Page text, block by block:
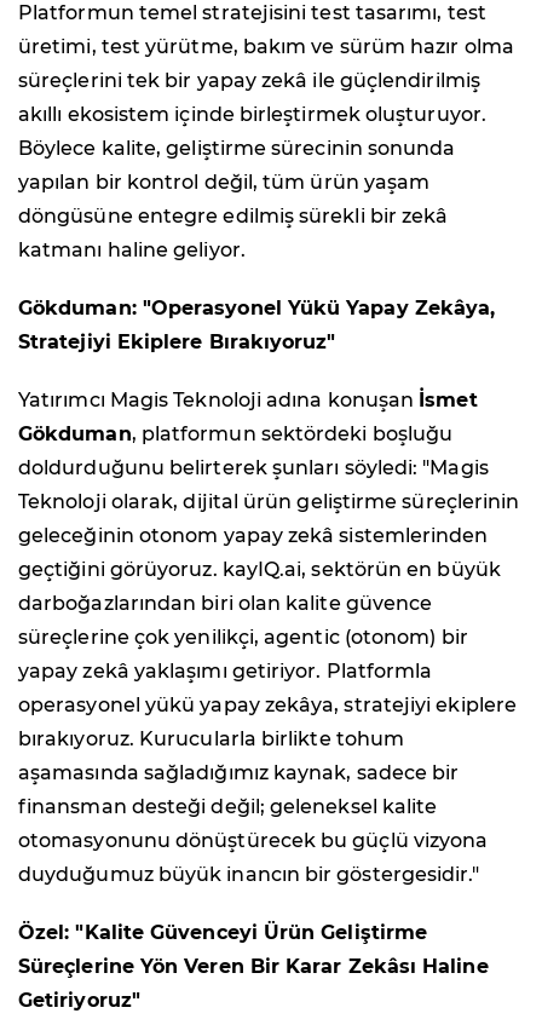
Platformun temel stratejisini test tasarımı, test
üretimi, test yürütme, bakım ve sürüm hazır olma
süreçlerini tek bir yapay zekâ ile güçlendirilmiş
akıllı ekosistem içinde birleştirmek oluşturuyor.
Böylece kalite, geliştirme sürecinin sonunda
yapılan bir kontrol değil, tüm ürün yaşam
döngüsüne entegre edilmiş sürekli bir zekâ
katmanı haline geliyor.
Gökduman: "Operasyonel Yükü Yapay Zekâya,
Stratejiyi Ekiplere Bırakıyoruz"
Yatırımcı Magis Teknoloji adına konuşan İsmet
Gökduman, platformun sektördeki boşluğu
doldurduğunu belirterek şunları söyledi: "Magis
Teknoloji olarak, dijital ürün geliştirme süreçlerinin
geleceğinin otonom yapay zekâ sistemlerinden
geçtiğini görüyoruz. kayIQ.ai, sektörün en büyük
darboğazlarından biri olan kalite güvence
süreçlerine çok yenilikçi, agentic (otonom) bir
yapay zekâ yaklaşımı getiriyor. Platformla
operasyonel yükü yapay zekâya, stratejiyi ekiplere
bırakıyoruz. Kurucularla birlikte tohum
aşamasında sağladığımız kaynak, sadece bir
finansman desteği değil; geleneksel kalite
otomasyonunu dönüştürecek bu güçlü vizyona
duyduğumuz büyük inancın bir göstergesidir."
Özel: "Kalite Güvenceyi Ürün Geliştirme
Süreçlerine Yön Veren Bir Karar Zekâsı Haline
Getiriyoruz"